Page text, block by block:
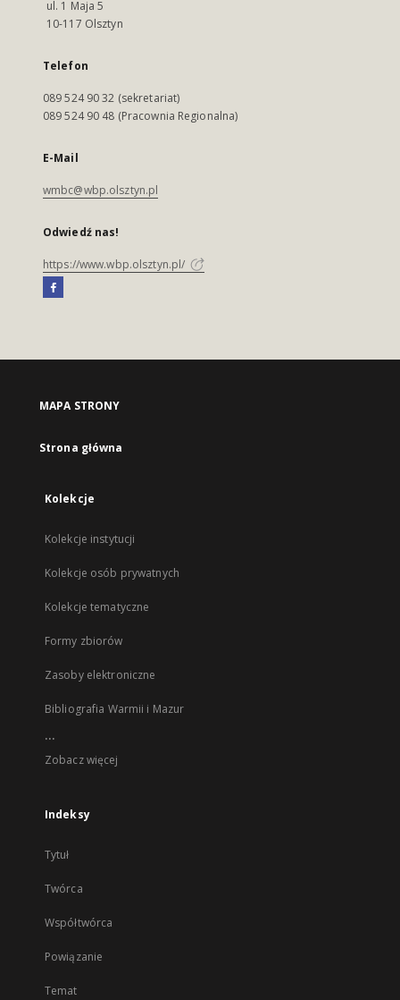
ul. 1 Maja 5
10-117 Olsztyn
Telefon
089 524 90 32 (sekretariat)
089 524 90 48 (Pracownia Regionalna)
E-Mail
wmbc@wbp.olsztyn.pl
Odwiedź nas!
https://www.wbp.olsztyn.pl/
MAPA STRONY
Strona główna
Kolekcje
Kolekcje instytucji
Kolekcje osób prywatnych
Kolekcje tematyczne
Formy zbiorów
Zasoby elektroniczne
Bibliografia Warmii i Mazur
...
Zobacz więcej
Indeksy
Tytuł
Twórca
Współtwórca
Powiązanie
Temat